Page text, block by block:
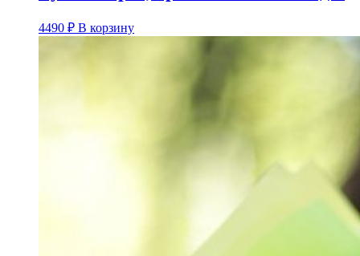
4490 ₽ В корзину